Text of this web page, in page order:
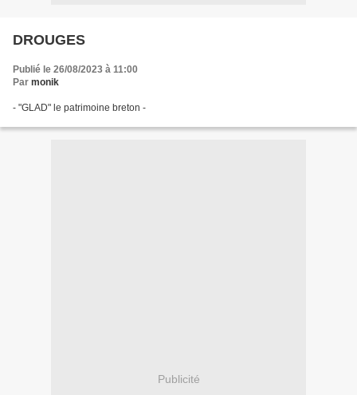
DROUGES
Publié le 26/08/2023 à 11:00
Par monik
- "GLAD" le patrimoine breton -
Publicité